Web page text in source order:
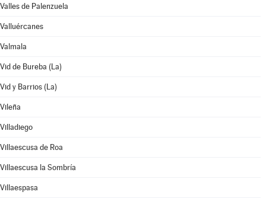
Valles de Palenzuela
Valluércanes
Valmala
Vid de Bureba (La)
Vid y Barrios (La)
Vileña
Villadiego
Villaescusa de Roa
Villaescusa la Sombría
Villaespasa